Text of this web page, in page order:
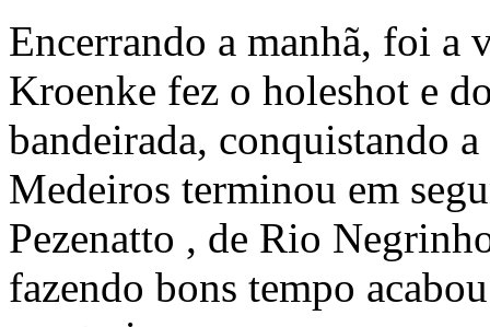
Encerrando a manhã, foi a
Kroenke fez o holeshot e
bandeirada, conquistando
Medeiros terminou em
Pezenatto , de Rio
fazendo bons tempo